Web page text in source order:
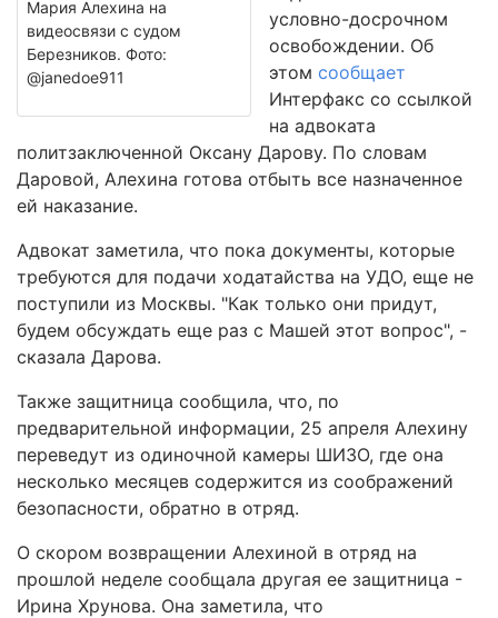
Мария Алехина на
видеосвязи с судом
Березников. Фото:
@janedoe911
условно-досрочном
освобождении. Об
этом сообщает
Интерфакс со ссылкой
на адвоката
политзаключенной Оксану Дарову. По словам
Даровой, Алехина готова отбыть все назначенное
ей наказание.
Адвокат заметила, что пока документы, которые
требуются для подачи ходатайства на УДО, еще не
поступили из Москвы. "Как только они придут,
будем обсуждать еще раз с Машей этот вопрос", -
сказала Дарова.
Также защитница сообщила, что, по
предварительной информации, 25 апреля Алехину
переведут из одиночной камеры ШИЗО, где она
несколько месяцев содержится из соображений
безопасности, обратно в отряд.
О скором возвращении Алехиной в отряд на
прошлой неделе сообщала другая ее защитница -
Ирина Хрунова. Она заметила, что